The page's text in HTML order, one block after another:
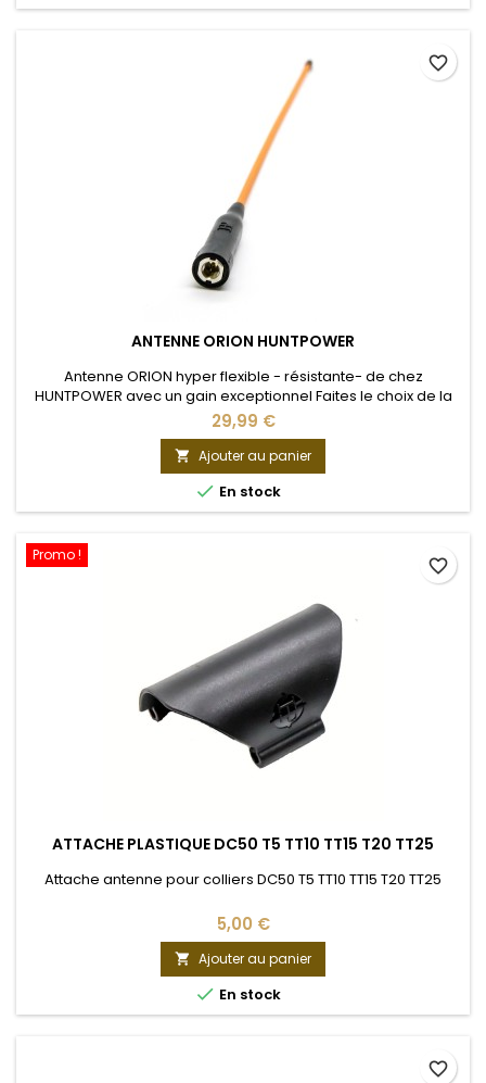
ANTENNE ORION HUNTPOWER
Antenne ORION hyper flexible - résistante- de chez
HUNTPOWER avec un gain exceptionnel Faites le choix de la
performance avec l’antenne Orion – la solution la plus fiable
pour vos colliers GPS Garmin.
29,99 €
 Ajouter au panier
 En stock
favorite_border
Promo !
ATTACHE PLASTIQUE DC50 T5 TT10 TT15 T20 TT25
Attache antenne pour colliers DC50 T5 TT10 TT15 T20 TT25
5,00 €
 Ajouter au panier
 En stock
favorite_border
favorite_border